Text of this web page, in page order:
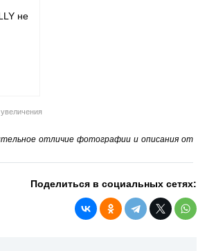
отличие фотографии и описания от
Поделиться в социальных сетях: